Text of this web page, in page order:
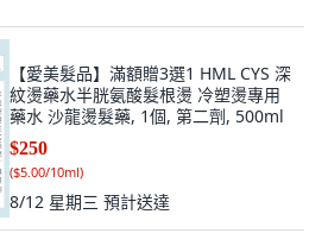
【愛美髮品】滿額贈3選1 HML CYS 深
紋燙藥水半胱氨酸髮根燙 冷塑燙專用
藥水 沙龍燙髮藥, 1個, 第二劑, 500ml
$250
($5.00/10ml)
8/12 星期三 預計送達